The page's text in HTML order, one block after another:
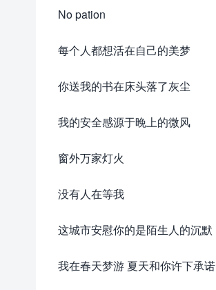
No pation
每个人都想活在自己的美梦
你送我的书在床头落了灰尘
我的安全感源于晚上的微风
窗外万家灯火
没有人在等我
这城市安慰你的是陌生人的沉默
我在春天梦游 夏天和你许下承诺